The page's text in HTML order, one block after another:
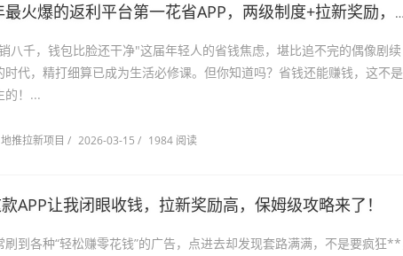
爆的返利平台第一花省APP，两级制度+拉新奖励，凭什么火遍朋友圈？
八千，钱包比脸还干净"这届年轻人的省钱焦虑，堪比追不完的偶像剧续
时代，精打细算已成为生活必修课。但你知道吗？省钱还能赚钱，这不
的！...
地推拉新项目 / 2026-03-15 / 1984 阅读
APP让我闭眼收钱，拉新奖励高，保姆级攻略来了！
到各种“轻松赚零花钱”的广告，点进去却发现套路满满，不是要疯狂**